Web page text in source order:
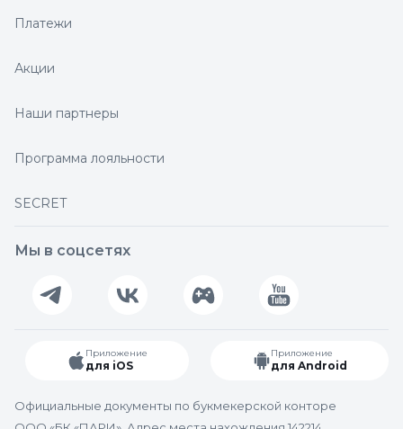
Платежи
Акции
Наши партнеры
Программа лояльности
SECRET
Мы в соцсетях
Приложение
для iOS
Приложение
для Android
Официальные документы по букмекерской конторе